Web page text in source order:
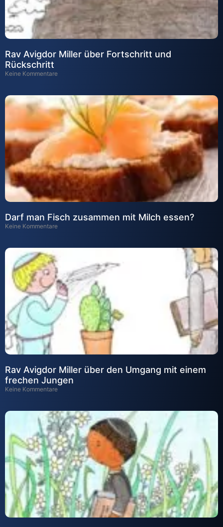
Rav Avigdor Miller über Fortschritt und
Rückschritt
Keine Kommentare
Darf man Fisch zusammen mit Milch essen?
Keine Kommentare
Rav Avigdor Miller über den Umgang mit einem
frechen Jungen
Keine Kommentare